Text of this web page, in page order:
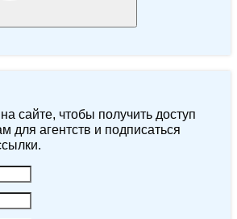
сайте, чтобы получить доступ
для агентств и подписаться